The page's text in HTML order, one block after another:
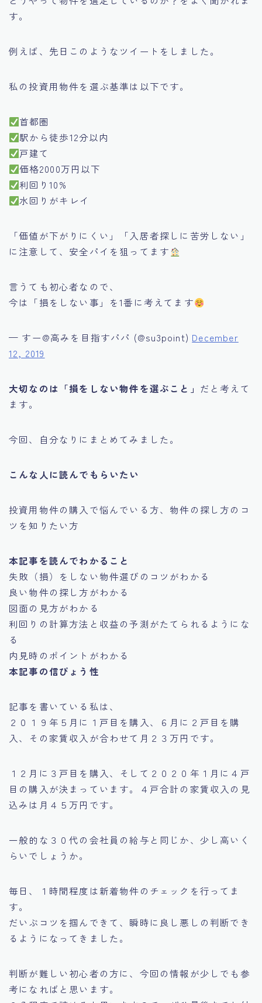
す。
例えば、先日このようなツイートをしました。
私の投資用物件を選ぶ基準は以下です。
首都圏
駅から徒歩12分以内
戸建て
価格2000万円以下
利回り10%
水回りがキレイ
「価値が下がりにくい」「入居者探しに苦労しない」
に注意して、安全パイを狙ってます
言うても初心者なので、
今は「損をしない事」を1番に考えてます
— すー@高みを目指すパパ (@su3point) December
12, 2019
大切なのは「損をしない物件を選ぶこと」 だと考えて
ます。
今回、自分なりにまとめてみました。
こんな人に読んでもらいたい
投資用物件の購入で悩んでいる方、物件の探し方のコ
ツを知りたい方
本記事を読んでわかること
失敗（損）をしない物件選びのコツがわかる
良い物件の探し方がわかる
図面の見方がわかる
利回りの計算方法と収益の予測がたてられるようにな
る
内見時のポイントがわかる
本記事の信ぴょう性
記事を書いている私は、
２０１９年５月に１戸目を購入、６月に２戸目を購
入、その家賃収入が合わせて月２３万円です。
１２月に３戸目を購入、そして２０２０年１月に４戸
目の購入が決まっています。４戸合計の家賃収入の見
込みは月４５万円です。
一般的な３０代の会社員の給与と同じか、少し高いく
らいでしょうか。
毎日、１時間程度は新着物件のチェックを行ってま
す。
だいぶコツを掴んできて、瞬時に良し悪しの判断でき
るようになってきました。
判断が難しい初心者の方に、今回の情報が少しでも参
考になればと思います。